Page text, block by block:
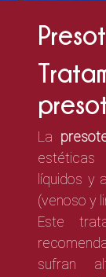
La
estéticas
líquidos y
(venoso y
Este
sufran